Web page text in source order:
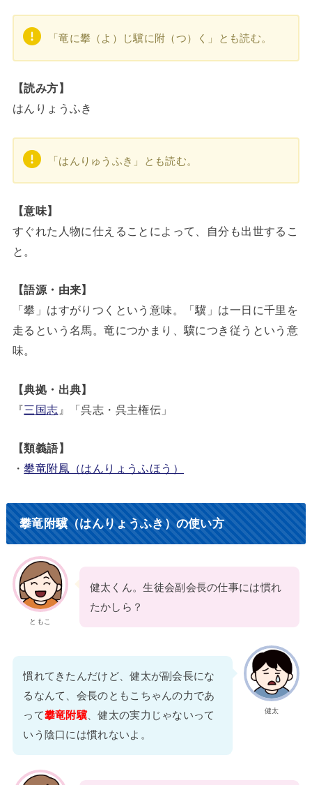
「竜に攀（よ）じ驥に附（つ）く」とも読む。
【読み方】
はんりょうふき
「はんりゅうふき」とも読む。
【意味】
すぐれた人物に仕えることによって、自分も出世するこ
と。
【語源・由来】
「攀」はすがりつくという意味。「驥」は一日に千里を
走るという名馬。竜につかまり、驥につき従うという意
味。
【典拠・出典】
『三国志 』「呉志・呉主権伝」
【類義語】
・攀竜附鳳（はんりょうふほう）
攀竜附驥（はんりょうふき）の使い方
ともこ
健太くん。生徒会副会長の仕事には慣れ
たかしら？
健太
慣れてきたんだけど、健太が副会長にな
るなんて、会長のともこちゃんの力であ
って攀竜附驥、健太の実力じゃないって
いう陰口には慣れないよ。